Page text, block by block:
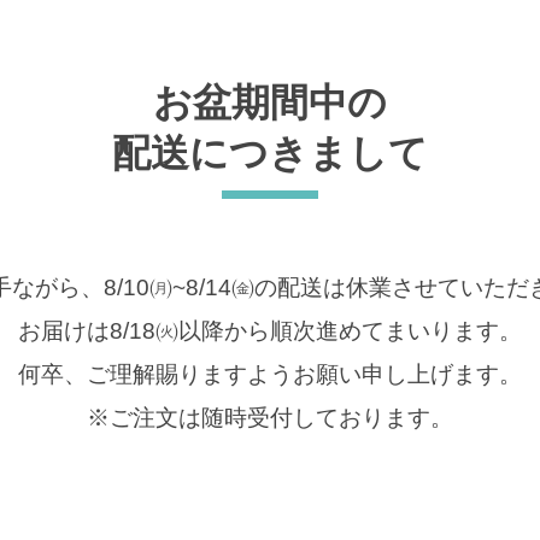
お盆期間中の
配送につきまして
ながら、8/10㈪~8/14㈮の配送は休業させていただ
お届けは8/18㈫以降から順次進めてまいります。
何卒、ご理解賜りますようお願い申し上げます。
※ご注文は随時受付しております。